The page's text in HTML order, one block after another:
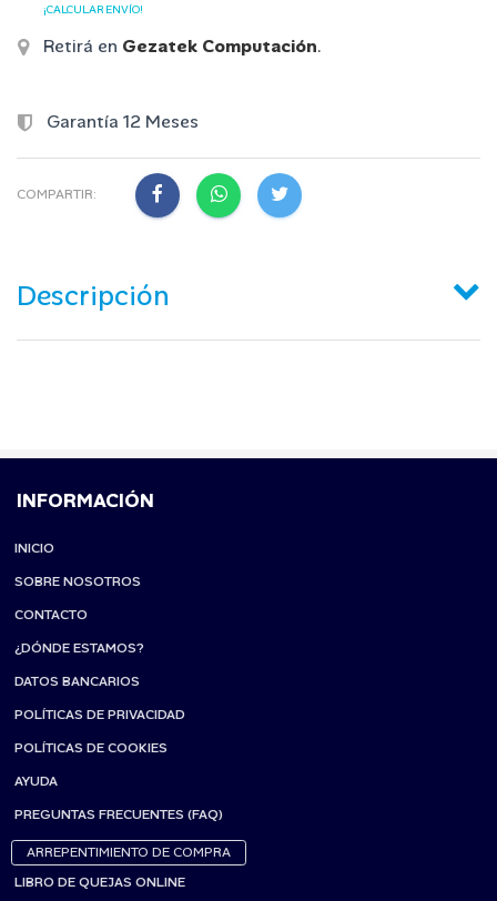
¡CALCULAR ENVÍO!
Retirá en Gezatek Computación.
Garantía 12 Meses
COMPARTIR:
Descripción
INFORMACIÓN
INICIO
SOBRE NOSOTROS
CONTACTO
¿DÓNDE ESTAMOS?
DATOS BANCARIOS
POLÍTICAS DE PRIVACIDAD
POLÍTICAS DE COOKIES
AYUDA
PREGUNTAS FRECUENTES (FAQ)
ARREPENTIMIENTO DE COMPRA
LIBRO DE QUEJAS ONLINE